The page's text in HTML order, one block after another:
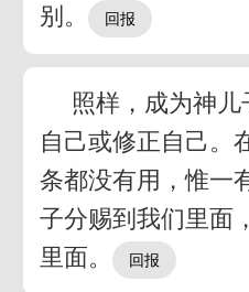
别。
照样，成为神
自己或修正自己。
条都没有用，惟一
子分赐到我们里面
里面。